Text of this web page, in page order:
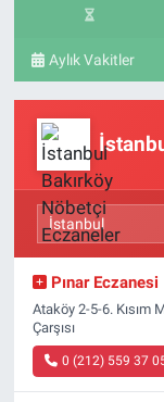
Aylık Vakitler
Pınar Eczanesi
Ataköy 2-5-6. Kısım
Çarşısı
0 (212) 559 37